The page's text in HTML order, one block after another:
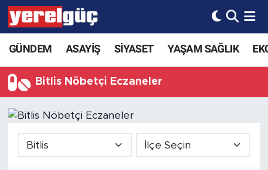
GÜNDEM ASAYİŞ SİYASET YAŞAM SAĞLIK
Bitlis Nöbetçi Eczaneler